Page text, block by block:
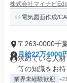
株式会社マイナビ
電気図面作成/
〒263-0000千
月給22万4000
求めている人
等の知識をお持
業界未経験歓迎